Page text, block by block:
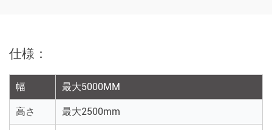
仕様：
幅 最大5000MM
高さ 最大2500mm